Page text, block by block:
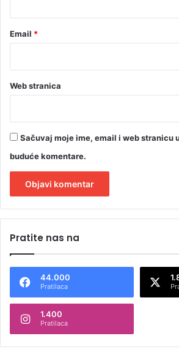
Email *
Web stranica
Sačuvaj moje ime, email i web stranicu
buduće komentare.
t
n
t
Pratite nas na
44.000
Pratilaca
1.400
Pratilaca